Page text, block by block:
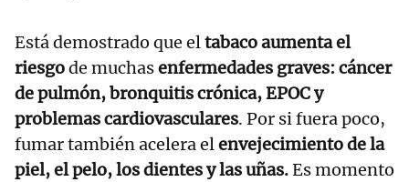
Está demostrado que eltabaco aumenta el
riesgode muchasenfermedades graves: cáncer
de pulmón, bronquitis crónica, EPOC y
problemas cardiovasculares. Por si fuera poco,
fumar también acelera elenvejecimiento de la
piel, el pelo, los dientes y las uñas.Es momento